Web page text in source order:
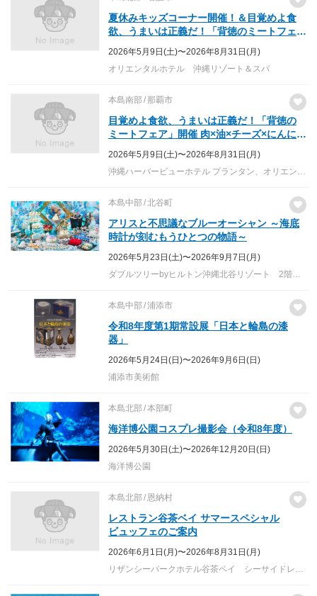
夏休みキッズコーナー開催！＆目覚めよ食
欲、うまいは正義だ！「背徳のミートフェ
2026年5月9日(土)〜2026年8月31日(月)
オリエンタルホテル 沖縄リゾート＆スパ
本島南部 那覇市
目覚めよ食欲、うまいは正義だ！「背徳の
ミートフェア」開催 肉×油×チーズ×にんにく
ト”でパワーチャージ！～
2026年5月9日(土)〜2026年8月31日(月)
沖縄ハーバービューホテル プランタン、オリエンタルホテル 沖縄リゾート&スパ ブッフェ＆グリル クワッチー
本島中部 北谷町
アリスと不思議なブルーオーシャン ～海底
時計が刻むもうひとつの物語～
2026年5月23日(土)〜2026年9月7日(月)
ダブルツリーbyヒルトン沖縄北谷リゾート 2階 レストラン「マティーラ」
本島中部 浦添市
令和8年度第1期常設展「日本と輪島の漆
器」
2026年5月24日(日)〜2026年9月6日(日)
浦添市美術館
本島北部 本部町
海洋博公園コスプレ撮影会（令和8年度）
2026年5月30日(土)〜2026年12月20日(日)
海洋博公園
本島北部 恩納村
レストラン谷茶ベイ サマースペシャル
ビュッフェのご案内
2026年6月1日(月)〜2026年8月31日(月)
リザンシーパークホテル谷茶ベイ シーサイドレストラン「谷茶ベイ」